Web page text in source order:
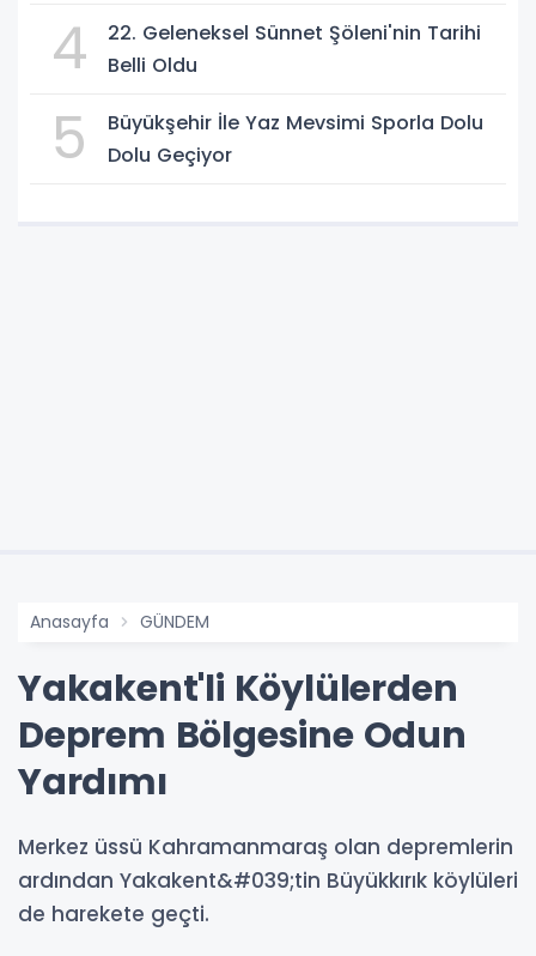
4
22. Geleneksel Sünnet Şöleni'nin Tarihi
Belli Oldu
5
Büyükşehir İle Yaz Mevsimi Sporla Dolu
Dolu Geçiyor
Anasayfa GÜNDEM
Yakakent'li Köylülerden
Deprem Bölgesine Odun
Yardımı
Merkez üssü Kahramanmaraş olan depremlerin
ardından Yakakent&#039;tin Büyükkırık köylüleri
de harekete geçti.